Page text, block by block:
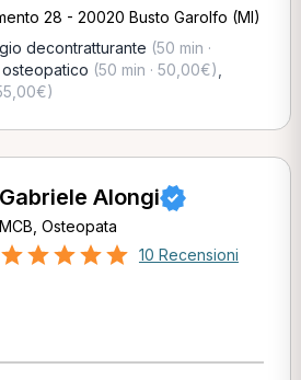
28 - 20020 Busto Garolfo (MI)
decontratturante (50 min ·
(50 min · 50,00€)
Alongi
MCB, Osteopata
10 Recensioni